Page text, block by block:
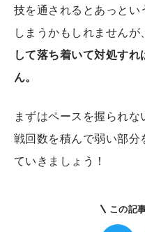
技を通されるとあっと
しまうかもしれませんが、
して落ち着いて対処す
ん。
まずはペースを握られ
戦回数を積んで弱い部
ていきましょう！
この記